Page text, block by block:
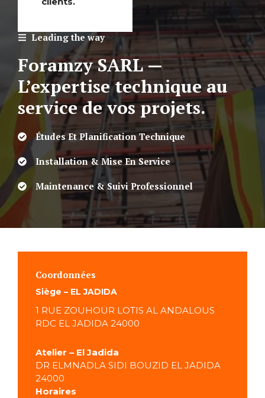
Leading the way
Foramzy SARL —
L’expertise technique au
service de vos projets.
Études Et Planification Technique
Installation & Mise En Service
Maintenance & Suivi Professionnel
Coordonnées
Siège – EL JADIDA
1 RUE ZOUHOUR LOTIS AL ANDALOUS
RDC EL JADIDA 24000
Atelier – El Jadida
DR ELMNADLA SIDI BOUZID EL JADIDA
24000
Horaires